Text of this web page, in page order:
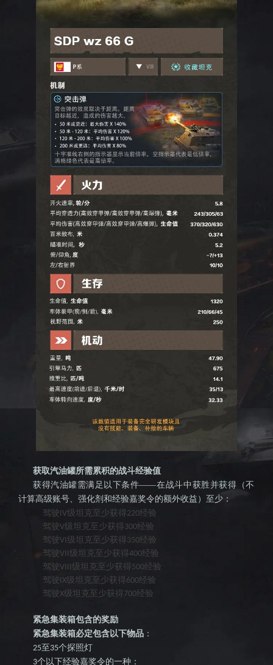
获取汽油罐所需累积的战斗经验值
获得汽油罐需满足以下条件——在战斗中获胜并获得（不
计算高级账号、强化剂和经验嘉奖令的额外收益）至少：
驾驶IV级坦克至少获得220经验
驾驶V级坦克至少获得300经验
驾驶VI级坦克至少获得350经验
驾驶VII级坦克至少获得400经验
驾驶VIII级坦克至少获得500经验
驾驶IX级坦克至少获得600经验
驾驶X级坦克至少获得700经验
紧急集装箱包含的奖励
紧急集装箱必定包含以下物品 ：
25至35个探照灯
3个以下经验嘉奖令的一种：